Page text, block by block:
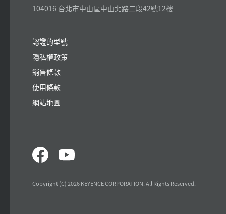
104016 台北市中山區中山北路二段42號12樓
認證的型號
隱私權政策
銷售條款
使用條款
網站地圖
Copyright (C) 2026 KEYENCE CORPORATION. All Rights Reserved.